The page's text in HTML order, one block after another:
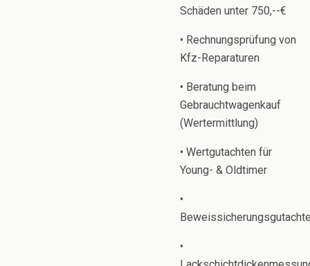
Schäden unter 750,--€
• Rechnungsprüfung von
Kfz-Reparaturen
• Beratung beim
Gebrauchtwagenkauf
(Wertermittlung)
• Wertgutachten für
Young- & Oldtimer
•
•